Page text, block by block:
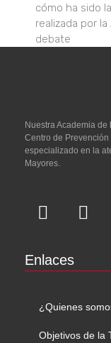
cómo ha sido
realizada por
debate
Nuestra Academia de
Centro de
especializado en la
Mayores.
Enlaces
¿Quienes
Objetivos de la